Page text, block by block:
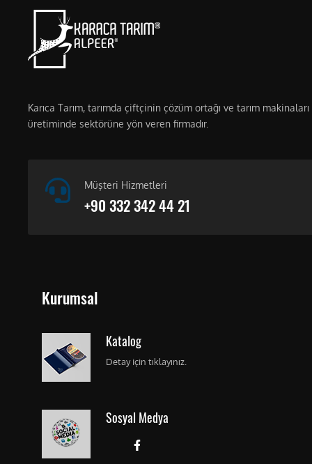
Karıca Tarım, tarımda çiftçinin çözüm ortağı ve tarım makinaları
üretiminde sektörüne yön veren firmadır.
Müşteri Hizmetleri
+90 332 342 44 21
Kurumsal
Katalog
Detay için tıklayınız.
Sosyal Medya